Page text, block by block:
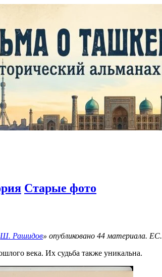
Старые фото
Ш. Рашидов» опубликовано 44 материала. ЕС.
века. Их судьба также уникальна.